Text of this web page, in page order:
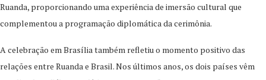
Ruanda, proporcionando uma experiência de imersão cultural que
complementou a programação diplomática da cerimônia.
A celebração em Brasília também refletiu o momento positivo das
relações entre Ruanda e Brasil. Nos últimos anos, os dois países vêm